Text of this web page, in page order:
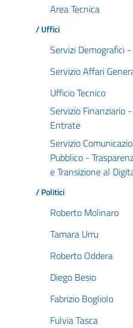
Area Tecnica
/ Uffici
Servizi Demografici
Servizio Affari
Ufficio Tecnico
Servizio Finanziario
Entrate
Servizio
Pubblico -
e Transizione al
/ Politici
Roberto Molinaro
Tamara Urru
Roberto Oddera
Diego Besio
Fabrizio Bogliolo
Fulvia Tasca